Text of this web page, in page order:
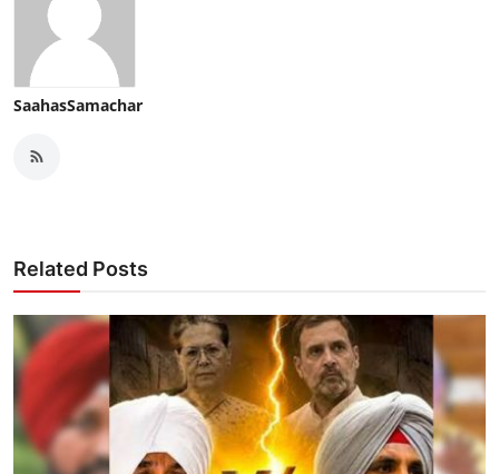
SaahasSamachar
Related Posts